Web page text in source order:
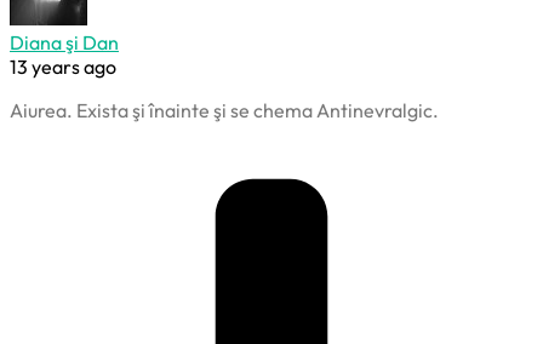
Diana şi Dan
13 years ago
Aiurea. Exista şi înainte şi se chema Antinevralgic.